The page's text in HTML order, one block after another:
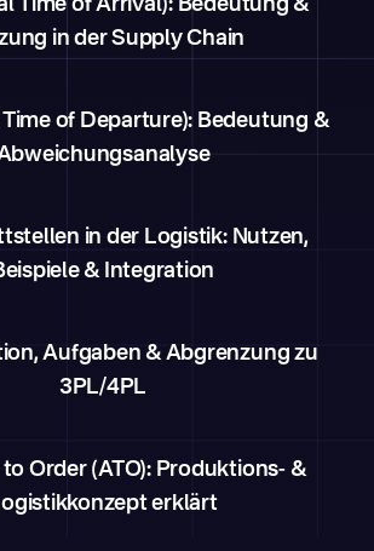
Time of Arrival): Bedeutung &
in der Supply Chain
of Departure): Bedeutung &
in der Logistik: Nutzen,
& Integration
Aufgaben & Abgrenzung zu
3PL/4PL
Order (ATO): Produktions- &
erklärt